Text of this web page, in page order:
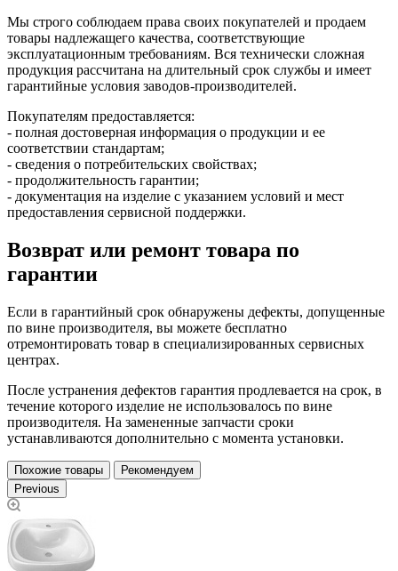
Мы строго соблюдаем права своих покупателей и продаем
товары надлежащего качества, соответствующие
эксплуатационным требованиям. Вся технически сложная
продукция рассчитана на длительный срок службы и имеет
гарантийные условия заводов-производителей.
Покупателям предоставляется:
- полная достоверная информация о продукции и ее
соответствии стандартам;
- сведения о потребительских свойствах;
- продолжительность гарантии;
- документация на изделие с указанием условий и мест
предоставления сервисной поддержки.
Возврат или ремонт товара по
гарантии
Если в гарантийный срок обнаружены дефекты, допущенные
по вине производителя, вы можете бесплатно
отремонтировать товар в специализированных сервисных
центрах.
После устранения дефектов гарантия продлевается на срок, в
течение которого изделие не использовалось по вине
производителя. На замененные запчасти сроки
устанавливаются дополнительно с момента установки.
Похожие товары
Рекомендуем
Previous